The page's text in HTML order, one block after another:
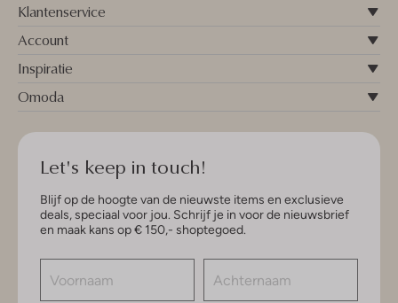
Klantenservice
Account
Inspiratie
Omoda
Let's keep in touch!
Blijf op de hoogte van de nieuwste items en exclusieve
deals, speciaal voor jou. Schrijf je in voor de nieuwsbrief
en maak kans op € 150,- shoptegoed.